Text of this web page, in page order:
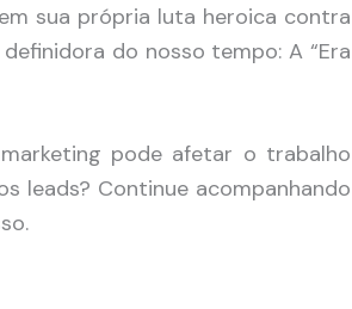
sua própria luta heroica contra
do nosso tempo: A “Era
pode afetar o trabalho
leads? Continue acompanhando